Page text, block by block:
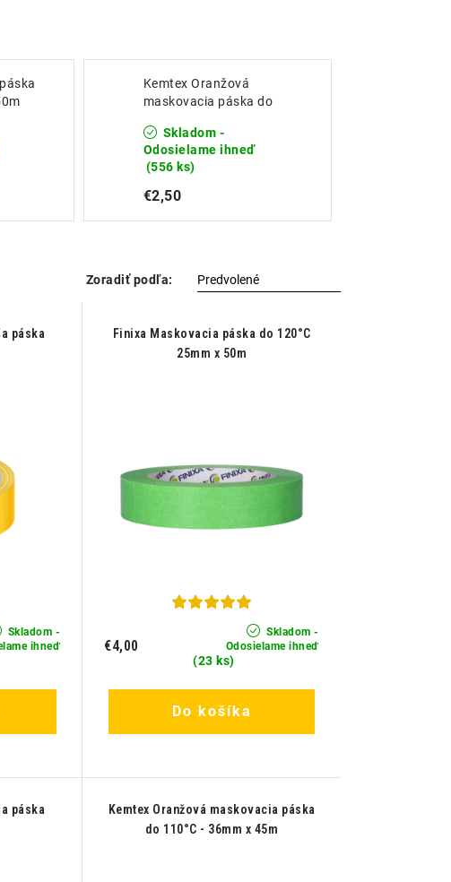
Kemtex Oranžová
maskovacia páska do
Skladom -
Odosielame ihneď
(556 ks)
€2,50
Zoradiť podľa:
páska
Skladom -
ihneď
Finixa Maskovacia páska do 120°C
25mm x 50m
Skladom -
Odosielame ihneď
(23 ks)
€4,00
Do košíka
páska
Kemtex Oranžová maskovacia páska
do 110°C - 36mm x 45m